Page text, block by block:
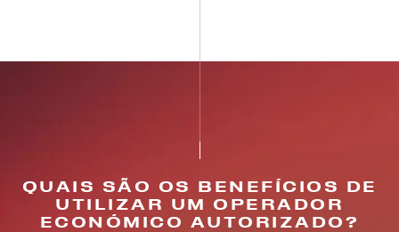
QUAIS SÃO OS BENEFÍCIOS DE
UTILIZAR UM OPERADOR
ECONÓMICO AUTORIZADO?